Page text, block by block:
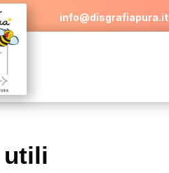
info@disgrafiapura.it
utili